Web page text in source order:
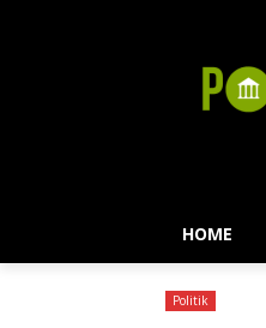
HOME
Politik